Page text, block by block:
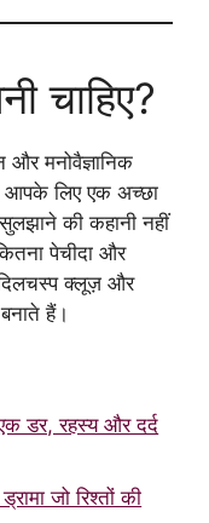
चाहिए?
मनोवैज्ञानिक
आपके लिए एक अच्छा
की कहानी नहीं
पेचीदा और
क्लूज़ और
हैं।
डर, रहस्य और दर्द
जो रिश्तों की